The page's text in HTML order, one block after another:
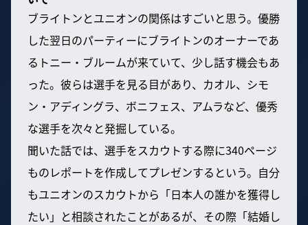
ブライトンとユニオンの関係はすごいと思う。優勝
した翌日のパーティーにブライトンのオーナーであ
るトニー・ブルームが来ていて、少し話す機会もあ
った。彼らは選手を見る目があり、カオル、シモ
ン・アディングラ、ボニフェス、アムラなど、優秀
な選手を次々と発掘している。
聞いた話では、選手をスカウトする際に340ページ
ものレポートを作成してプレゼンするという。自分
もユニオンのスカウトから「日本人の誰かを獲得し
たい」と相談されたことがあるが、その際「結婚し